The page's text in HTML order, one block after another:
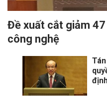
​Đề xuất cắt giảm
công nghệ